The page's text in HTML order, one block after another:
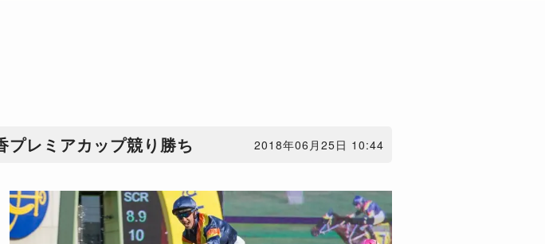
プレミアカップ競り勝ち 2018年06月25日 10:44